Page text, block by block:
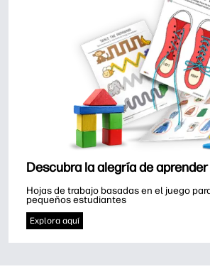
Descubra la alegría de aprender
Hojas de trabajo basadas en el juego
pequeños estudiantes
Explora aquí